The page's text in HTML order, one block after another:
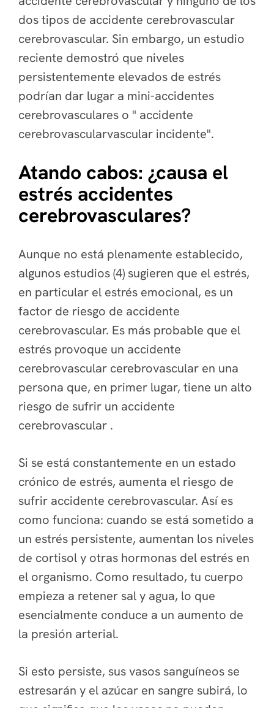
dos tipos de accidente cerebrovascular
cerebrovascular. Sin embargo, un estudio
reciente demostró que niveles
persistentemente elevados de estrés
podrían dar lugar a mini-accidentes
cerebrovasculares o " accidente
cerebrovascularvascular incidente".
Atando cabos: ¿causa el
estrés accidentes
cerebrovasculares?
Aunque no está plenamente establecido,
algunos estudios (4) sugieren que el estrés,
en particular el estrés emocional, es un
factor de riesgo de accidente
cerebrovascular. Es más probable que el
estrés provoque un accidente
cerebrovascular cerebrovascular en una
persona que, en primer lugar, tiene un alto
riesgo de sufrir un accidente
cerebrovascular .
Si se está constantemente en un estado
crónico de estrés, aumenta el riesgo de
sufrir accidente cerebrovascular. Así es
como funciona: cuando se está sometido a
un estrés persistente, aumentan los niveles
de cortisol y otras hormonas del estrés en
el organismo. Como resultado, tu cuerpo
empieza a retener sal y agua, lo que
esencialmente conduce a un aumento de
la presión arterial.
Si esto persiste, sus vasos sanguíneos se
estresarán y el azúcar en sangre subirá, lo